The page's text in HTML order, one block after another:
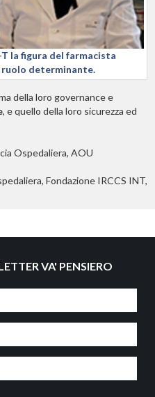
la figura del farmacista
ruolo determinante.
della loro governance e
, e quello della loro sicurezza ed
Ospedaliera, AOU
Fondazione IRCCS INT,
VA' PENSIERO